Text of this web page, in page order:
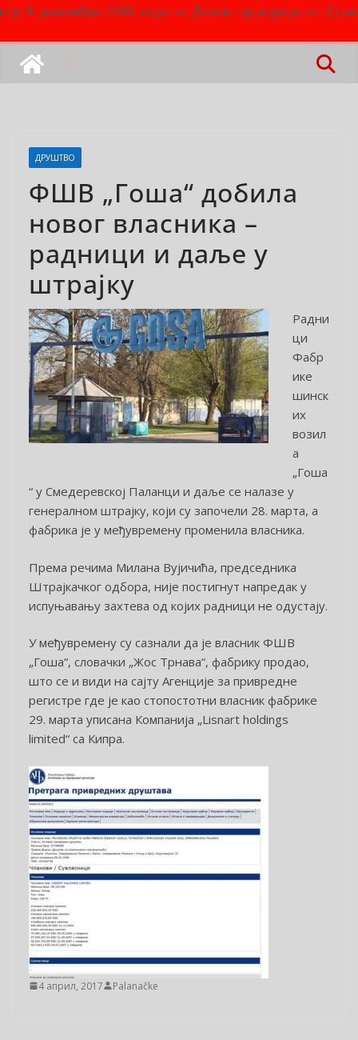
је 8. децембра 2006. године. Директор и уредник
ДРУШТВО
ФШВ „Гоша“ добила
новог власника –
радници и даље у
штрајку
Радни
ци
Фабр
ике
шинск
их
возил
а
„Гоша
“ у Смедеревској Паланци и даље се налазе у
генералном штрајку, који су започели 28. марта, а
фабрика је у међувремену променила власника.
Према речима Милана Вујичића, председника
Штрајкачког одбора, није постигнут напредак у
испуњавању захтева од којих радници не одустају.
У међувремену су сазнали да је власник ФШВ
„Гоша“, словачки „Жос Трнава“, фабрику продао,
што се и види на сајту Агенције за привредне
регистре где је као стопостотни власник фабрике
29. марта уписана Компанија „Lisnart holdings
limited“ са Кипра.
4 април, 2017 Palanačke